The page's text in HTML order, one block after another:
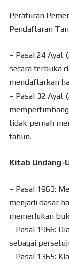
Peraturan
Pendaftaran
– Pasal 24 Ayat
secara terbuka
mendaftarkan
– Pasal 32 Ayat
tidak pernah
tahun.
Kitab Undang-
– Pasal 1963:
menjadi dasar
memerlukan
– Pasal 1966:
sebagai
– Pasal 1365: